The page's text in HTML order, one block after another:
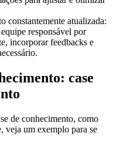
constantemente atualizada:
responsável por
incorporar feedbacks e
case
de conhecimento, como
veja um exemplo para se